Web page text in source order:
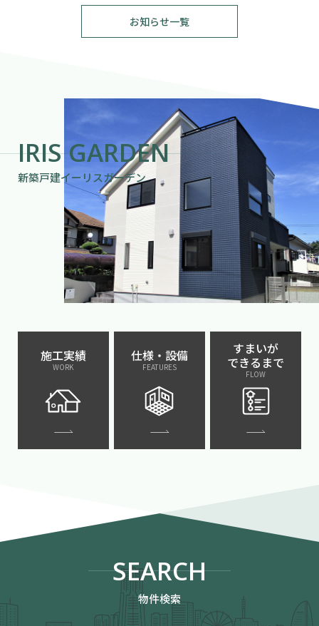
お知らせ一覧
IRIS GARDEN
新築戸建イーリスガーデン
施工実績
WORK
仕様・設備
FEATURES
すまいが
できるまで
FLOW
SEARCH
物件検索